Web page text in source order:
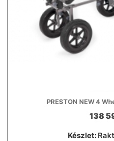
PRESTON NEW 4
138
Készlet: